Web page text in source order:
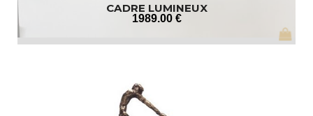
CADRE LUMINEUX
1989.00 €